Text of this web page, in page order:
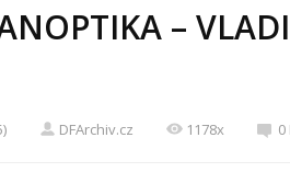
–
DFArchiv.cz 1178x